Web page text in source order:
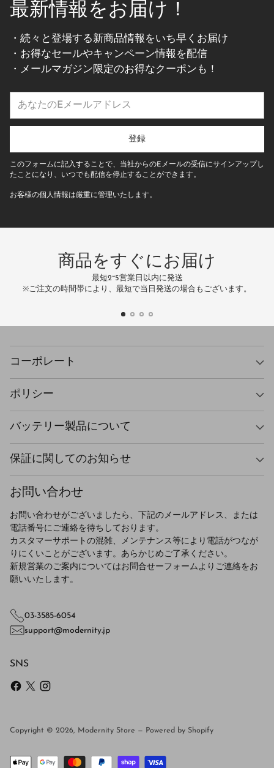
最新情報をお届け！
・続々と登場する新商品情報をいち早くお届け
・お得なセールやキャンペーン情報を配信
・メールマガジン限定のお得なクーポンも！
メ
ー
ア
レ
登録
このフォームに記入することで、当社からのEメールの受信にサインアップし
たことになり、いつでも配信を停止することができます。
お客様の個人情報は厳重に管理いたします。
商品をすぐにお届け
最短2~5営業日以内に発送
※ご注文の時間帯により、最短で当日発送の場合もございます。
コーポレート
ポリシー
バッテリー製品について
保証に関してのお知らせ
お問い合わせ
お問い合わせがございましたら、下記のメールアドレス、または
電話番号にご連絡を待ちしております。
カスタマーサポートの混雑、メンテナンス等により電話がつなが
りにくいことがございます。あらかじめご了承ください。
新規営業のご案内についてはお問合せーフォームよりご連絡をお
願いいたします。
03-3585-6054
support@modernity.jp
SNS
Copyright © 2026, Modernity Store — Powered by Shopify